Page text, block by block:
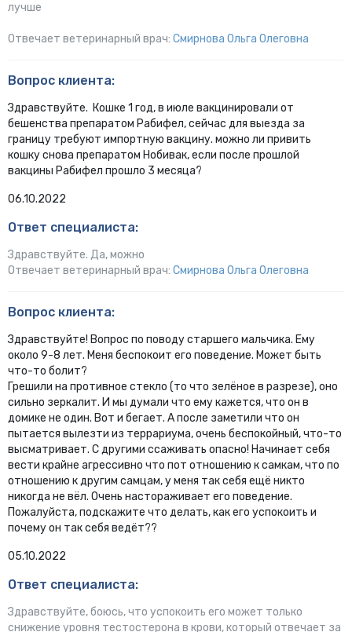
лучше
Отвечает ветеринарный врач: Смирнова Ольга Олеговна
Вопрос клиента:
Здравствуйте. Кошке 1 год, в июле вакцинировали от
бешенства препаратом Рабифел, сейчас для выезда за
границу требуют импортную вакцину. можно ли привить
кошку снова препаратом Нобивак, если после прошлой
вакцины Рабифел прошло 3 месяца?
06.10.2022
Ответ специалиста:
Здравствуйте. Да, можно
Отвечает ветеринарный врач: Смирнова Ольга Олеговна
Вопрос клиента:
Здравствуйте! Вопрос по поводу старшего мальчика. Ему
около 9-8 лет. Меня беспокоит его поведение. Может быть
что-то болит?
Грешили на противное стекло (то что зелёное в разрезе), оно
сильно зеркалит. И мы думали что ему кажется, что он в
домике не один. Вот и бегает. А после заметили что он
пытается вылезти из террариума, очень беспокойный, что-то
высматривает. С другими ссаживать опасно! Начинает себя
вести крайне агрессивно что пот отношению к самкам, что по
отношению к другим самцам, у меня так себя ещё никто
никогда не вёл. Очень настораживает его поведение.
Пожалуйста, подскажите что делать, как его успокоить и
почему он так себя ведёт??
05.10.2022
Ответ специалиста:
Здравствуйте, боюсь, что успокоить его может только
снижение уровня тестостерона в крови, который отвечает за